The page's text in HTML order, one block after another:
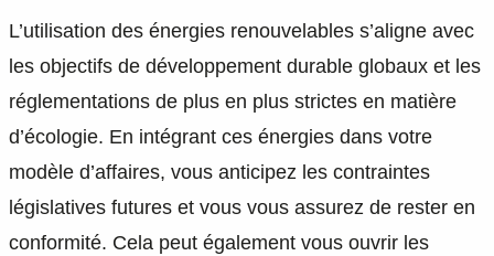
L’utilisation des énergies renouvelables s’aligne avec
les objectifs de développement durable globaux et les
réglementations de plus en plus strictes en matière
d’écologie. En intégrant ces énergies dans votre
modèle d’affaires, vous anticipez les contraintes
législatives futures et vous vous assurez de rester en
conformité. Cela peut également vous ouvrir les